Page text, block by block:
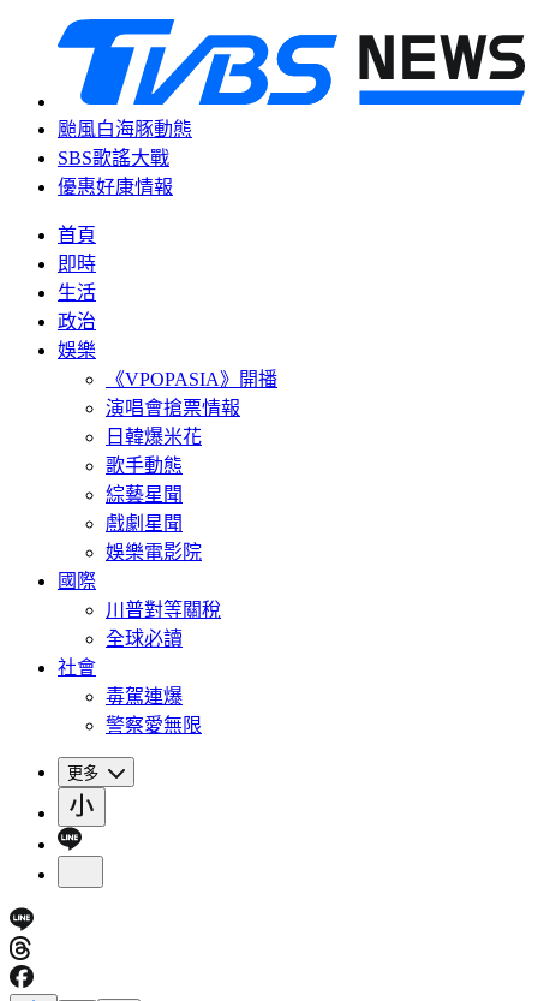
颱風白海豚動態
SBS歌謠大戰
優惠好康情報
首頁
即時
生活
政治
娛樂
《VPOPASIA》開播
演唱會搶票情報
日韓爆米花
歌手動態
綜藝星聞
戲劇星聞
娛樂電影院
國際
川普對等關稅
全球必讀
社會
毒駕連爆
警察愛無限
更多